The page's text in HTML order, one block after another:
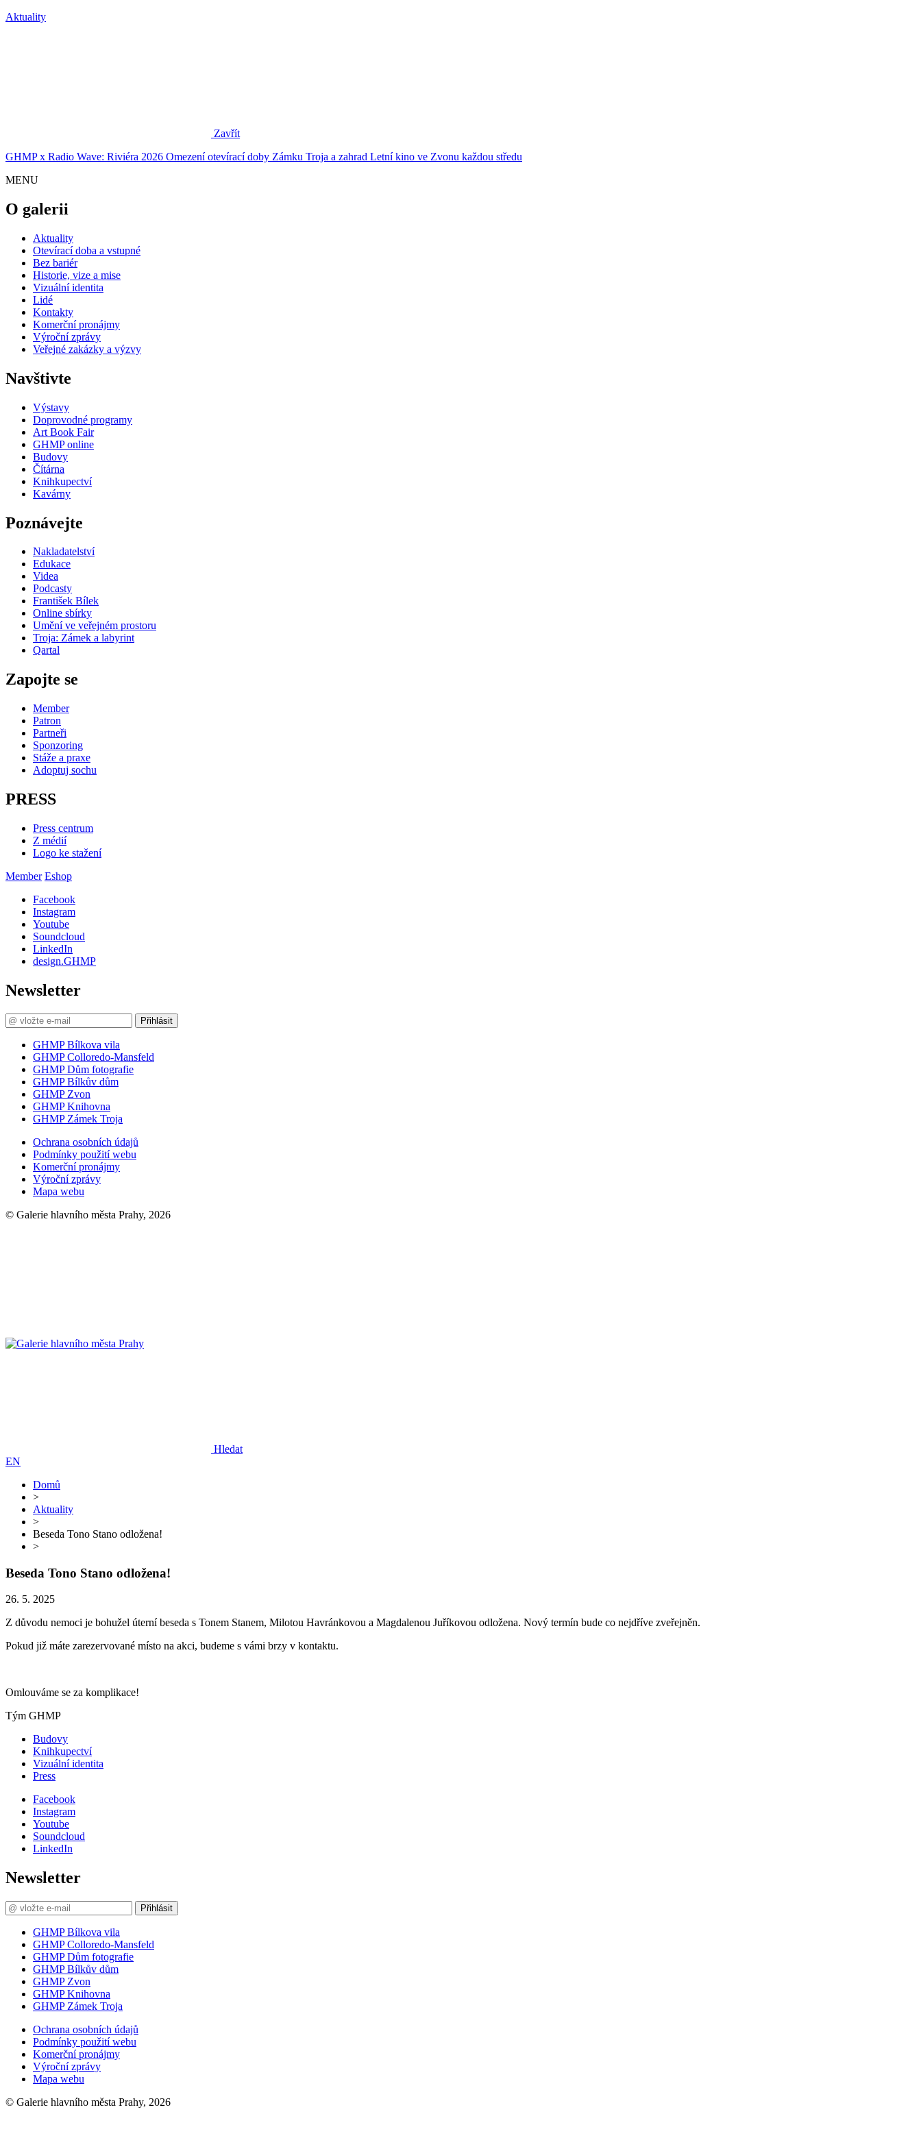
Aktuality
Zavřít
GHMP x Radio Wave: Riviéra 2026 Omezení otevírací doby Zámku Troja a zahrad Letní kino ve Zvonu každou středu
MENU
O galerii
Aktuality
Otevírací doba a vstupné
Bez bariér
Historie, vize a mise
Vizuální identita
Lidé
Kontakty
Komerční pronájmy
Výroční zprávy
Veřejné zakázky a výzvy
Navštivte
Výstavy
Doprovodné programy
Art Book Fair
GHMP online
Budovy
Čítárna
Knihkupectví
Kavárny
Poznávejte
Nakladatelství
Edukace
Videa
Podcasty
František Bílek
Online sbírky
Umění ve veřejném prostoru
Troja: Zámek a labyrint
Qartal
Zapojte se
Member
Patron
Partneři
Sponzoring
Stáže a praxe
Adoptuj sochu
PRESS
Press centrum
Z médií
Logo ke stažení
Member Eshop
Facebook
Instagram
Youtube
Soundcloud
LinkedIn
design.GHMP
Newsletter
Přihlásit
GHMP Bílkova vila
GHMP Colloredo-Mansfeld
GHMP Dům fotografie
GHMP Bílkův dům
GHMP Zvon
GHMP Knihovna
GHMP Zámek Troja
Ochrana osobních údajů
Podmínky použití webu
Komerční pronájmy
Výroční zprávy
Mapa webu
© Galerie hlavního města Prahy, 2026
Hledat
EN
Domů
>
Aktuality
>
Beseda Tono Stano odložena!
>
Beseda Tono Stano odložena!
26. 5. 2025
Z důvodu nemoci je bohužel úterní beseda s Tonem Stanem, Milotou Havránkovou a Magdalenou Juříkovou odložena. Nový termín bude co nejdříve zveřejněn.
Pokud již máte zarezervované místo na akci, budeme s vámi brzy v kontaktu.
Omlouváme se za komplikace!
Tým GHMP
Budovy
Knihkupectví
Vizuální identita
Press
Facebook
Instagram
Youtube
Soundcloud
LinkedIn
Newsletter
Přihlásit
GHMP Bílkova vila
GHMP Colloredo-Mansfeld
GHMP Dům fotografie
GHMP Bílkův dům
GHMP Zvon
GHMP Knihovna
GHMP Zámek Troja
Ochrana osobních údajů
Podmínky použití webu
Komerční pronájmy
Výroční zprávy
Mapa webu
© Galerie hlavního města Prahy, 2026